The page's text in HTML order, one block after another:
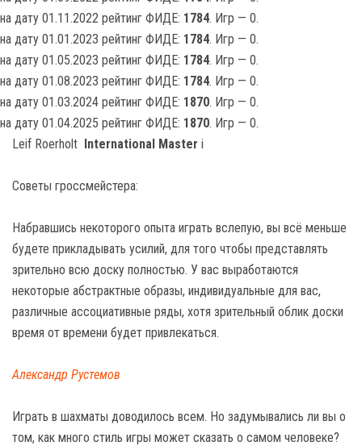
на дату 01.11.2022 рейтинг ФИДЕ: 1784. Игр — 0.
на дату 01.01.2023 рейтинг ФИДЕ: 1784. Игр — 0.
на дату 01.05.2023 рейтинг ФИДЕ: 1784. Игр — 0.
на дату 01.08.2023 рейтинг ФИДЕ: 1784. Игр — 0.
на дату 01.03.2024 рейтинг ФИДЕ: 1870. Игр — 0.
на дату 01.04.2025 рейтинг ФИДЕ: 1870. Игр — 0.
Leif Roerholt International Master i
Советы гроссмейстера:
Набравшись некоторого опыта играть вслепую, вы всё меньше
будете прикладывать усилий, для того чтобы представлять
зрительно всю доску полностью. У вас выработаются
некоторые абстрактные образы, индивидуальные для вас,
различные ассоциативные ряды, хотя зрительный облик доски
время от времени будет привлекаться.
Александр Рустемов
Играть в шахматы доводилось всем. Но задумывались ли вы о
том, как много стиль игры может сказать о самом человеке?